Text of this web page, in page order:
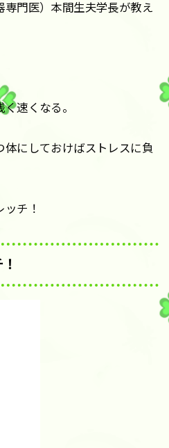
専門医）本間生夫学長が教え
速くなる。
にしておけばストレスに負
チ！